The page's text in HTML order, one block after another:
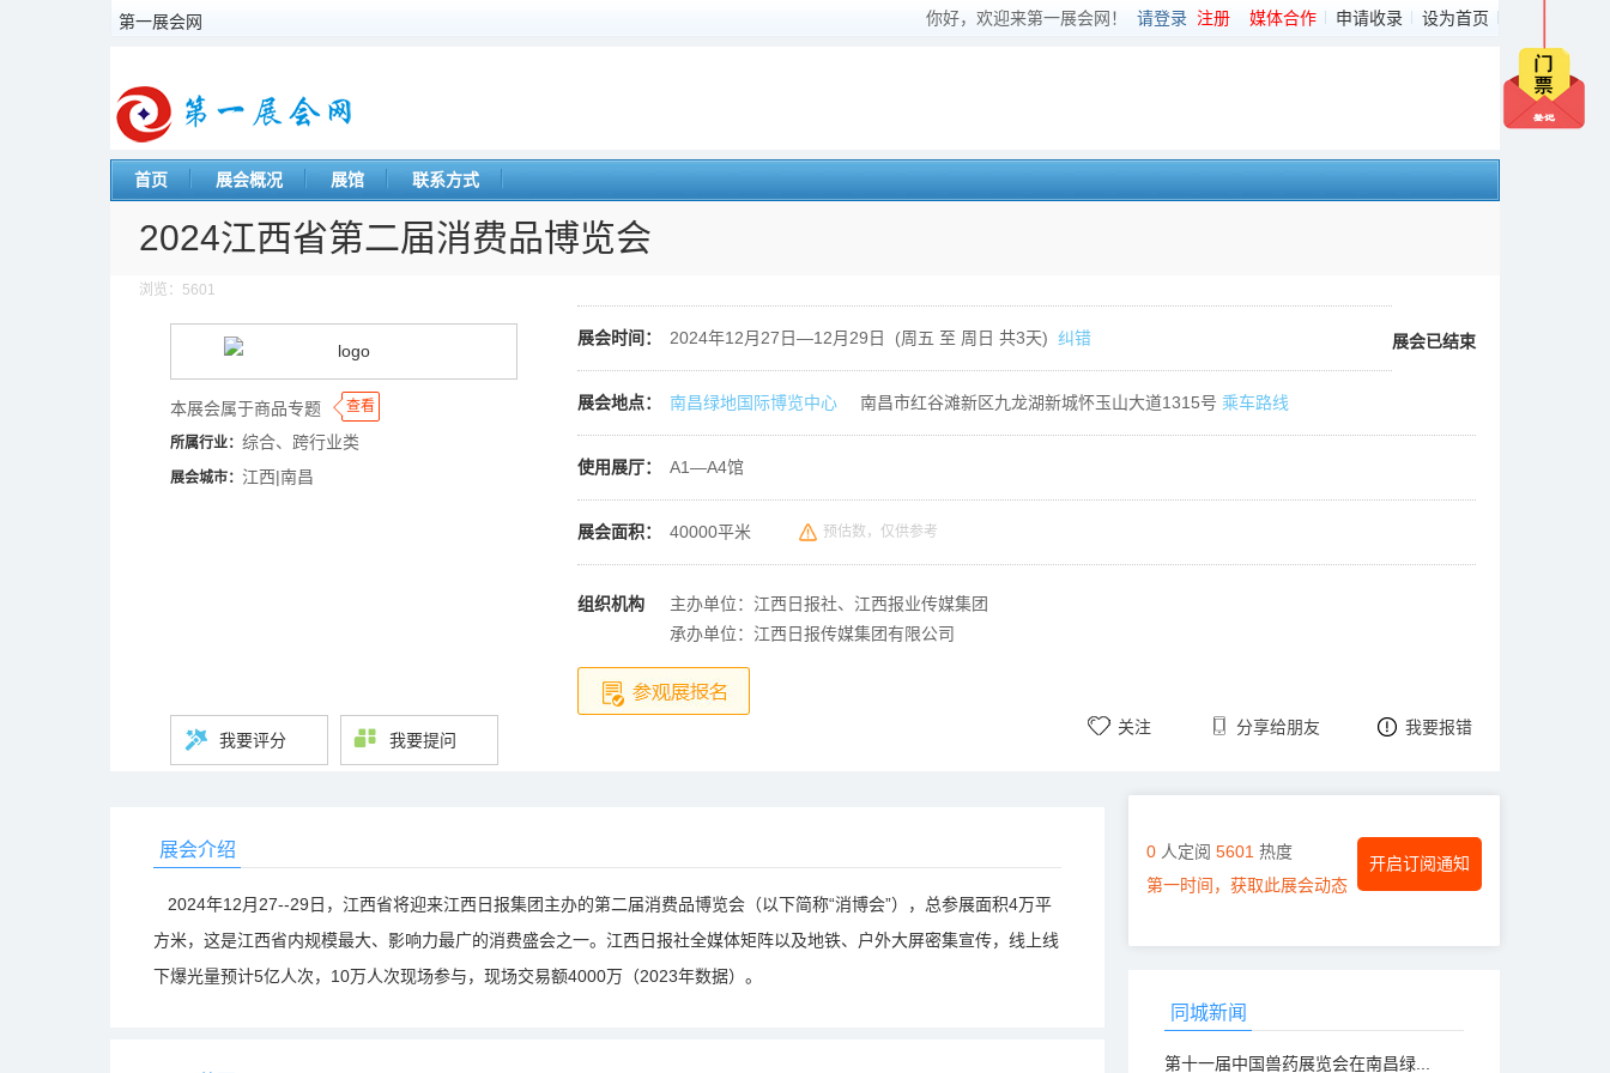
第一展会网 你好，欢迎来第一展会网！ 请登录 注册 媒体合作 申请收录 设为首页
首页 展会概况 展馆 联系方式
2024江西省第二届消费品博览会
浏览：5601
展会已结束
展会时间： 2024年12月27日—12月29日 (周五 至 周日 共3天) 纠错
展会地点： 南昌绿地国际博览中心 南昌市红谷滩新区九龙湖新城怀玉山大道1315号 乘车路线
使用展厅： A1—A4馆
展会面积： 40000平米 预估数，仅供参考
组织机构
主办单位：江西日报社、江西报业传媒集团
承办单位：江西日报传媒集团有限公司
本展会属于商品专题 ◆
◆查看
所属行业： 综合、跨行业类
展会城市： 江西|南昌
我要评分 我要提问
关注 分享给朋友 我要报错
展会介绍
2024年12月27--29日，江西省将迎来江西日报集团主办的第二届消费品博览会（以下简称“消博会”），总参展面积4万平
方米，这是江西省内规模最大、影响力最广的消费盛会之一。江西日报社全媒体矩阵以及地铁、户外大屏密集宣传，线上线
下爆光量预计5亿人次，10万人次现场参与，现场交易额4000万（2023年数据）。
0 人定阅 5601 热度
开启订阅通知
第一时间，获取此展会动态
同城新闻
第十一届中国兽药展览会在南昌绿...